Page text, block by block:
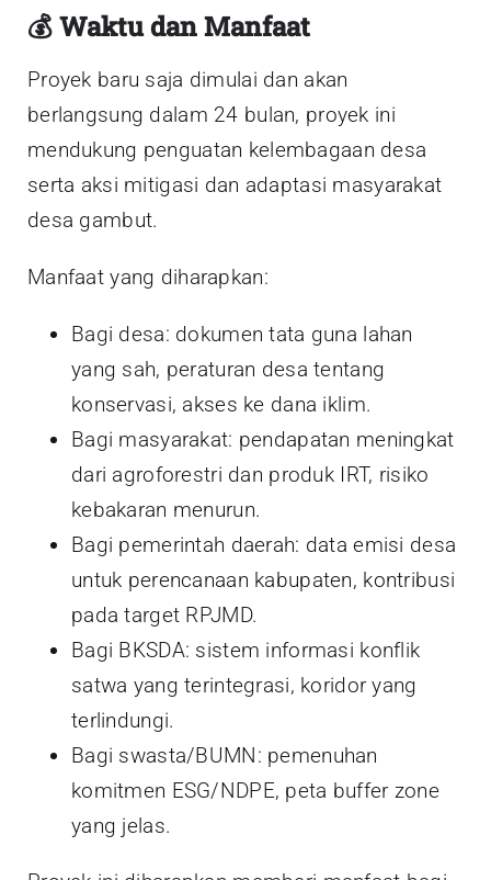
💰 Waktu dan Manfaat
Proyek baru saja dimulai dan akan
berlangsung dalam 24 bulan, proyek ini
mendukung penguatan kelembagaan desa
serta aksi mitigasi dan adaptasi masyarakat
desa gambut.
Manfaat yang diharapkan:
Bagi desa: dokumen tata guna lahan
yang sah, peraturan desa tentang
konservasi, akses ke dana iklim.
Bagi masyarakat: pendapatan meningkat
dari agroforestri dan produk IRT, risiko
kebakaran menurun.
Bagi pemerintah daerah: data emisi desa
untuk perencanaan kabupaten, kontribusi
pada target RPJMD.
Bagi BKSDA: sistem informasi konflik
satwa yang terintegrasi, koridor yang
terlindungi.
Bagi swasta/BUMN: pemenuhan
komitmen ESG/NDPE, peta buffer zone
yang jelas.